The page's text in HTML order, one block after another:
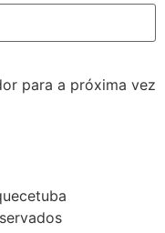
para a próxima vez